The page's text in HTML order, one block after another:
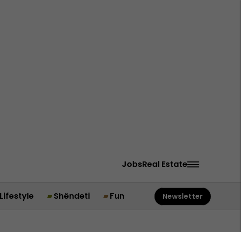
JobsReal Estate
Lifestyle Shëndeti Fun Newsletter